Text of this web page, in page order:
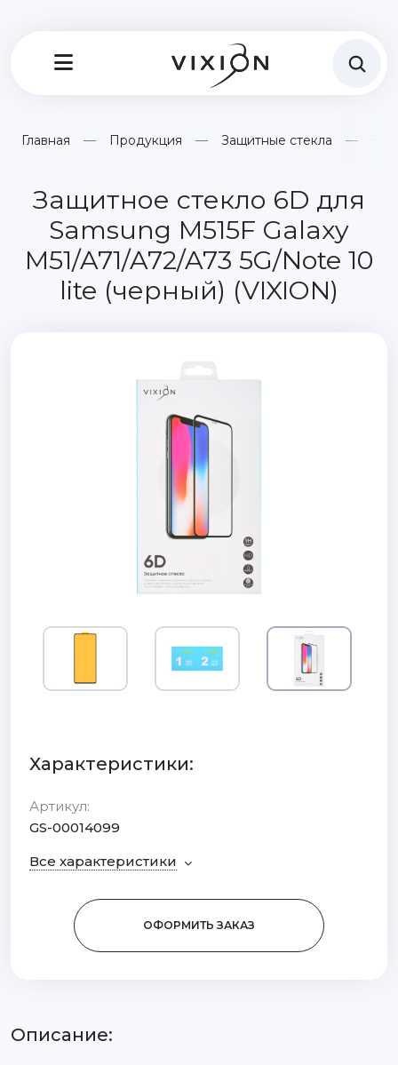
Главная Продукция Защитные стекла
Защитное стекло 6D для
Samsung M515F Galaxy
M51/A71/A72/A73 5G/Note 10
lite (черный) (VIXION)
Характеристики:
Артикул:
GS-00014099
Все характеристики
ОФОРМИТЬ ЗАКАЗ
Описание: